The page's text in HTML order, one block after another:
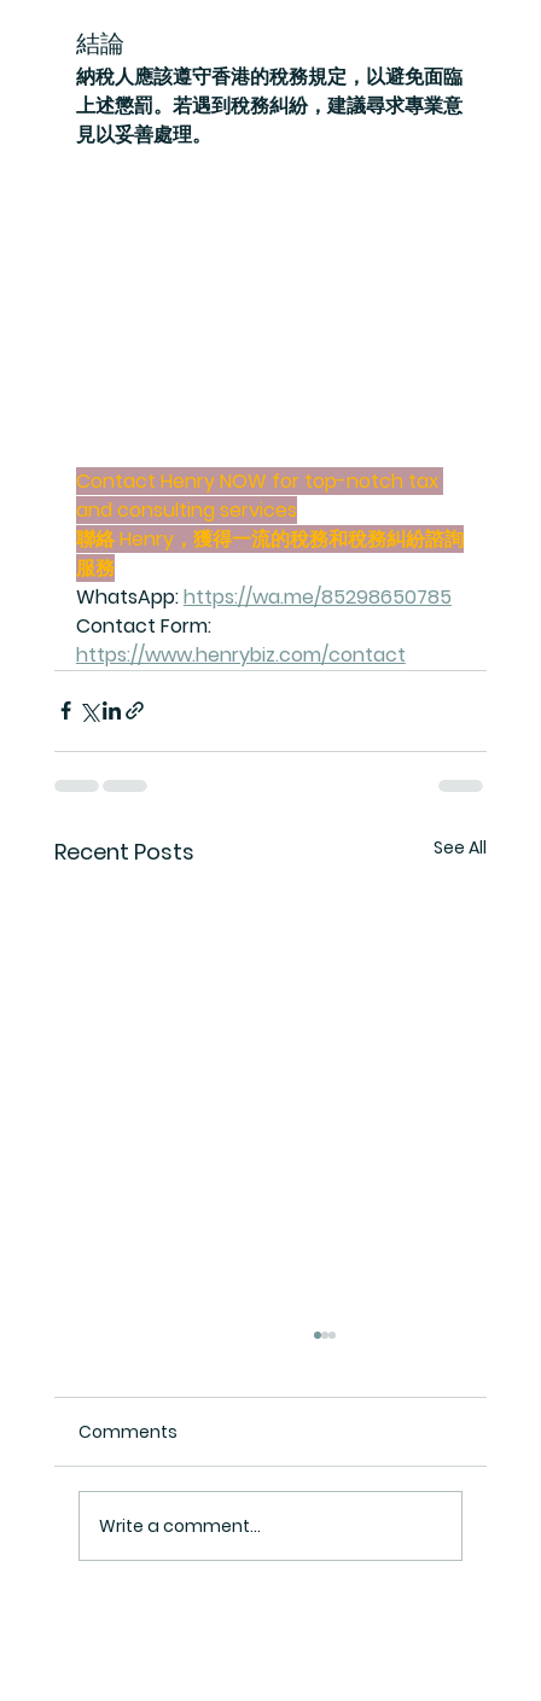
結論
納稅人應該遵守香港的稅務規定，以避免面臨
上述懲罰。若遇到稅務糾紛，建議尋求專業意
見以妥善處理。
Contact Henry NOW for top-notch tax
and consulting services
聯絡 Henry，獲得一流的稅務和稅務糾紛諮詢
服務
WhatsApp: https://wa.me/85298650785
Contact Form:
https://www.henrybiz.com/contact
Recent Posts See All
Comments
Write a comment...